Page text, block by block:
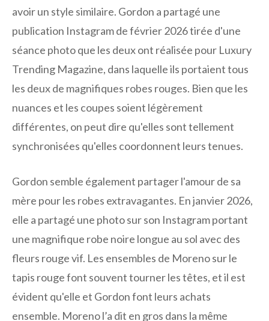
avoir un style similaire. Gordon a partagé une
publication Instagram de février 2026 tirée d'une
séance photo que les deux ont réalisée pour Luxury
Trending Magazine, dans laquelle ils portaient tous
les deux de magnifiques robes rouges. Bien que les
nuances et les coupes soient légèrement
différentes, on peut dire qu'elles sont tellement
synchronisées qu'elles coordonnent leurs tenues.
Gordon semble également partager l'amour de sa
mère pour les robes extravagantes. En janvier 2026,
elle a partagé une photo sur son Instagram portant
une magnifique robe noire longue au sol avec des
fleurs rouge vif. Les ensembles de Moreno sur le
tapis rouge font souvent tourner les têtes, et il est
évident qu'elle et Gordon font leurs achats
ensemble. Moreno l’a dit en gros dans la même